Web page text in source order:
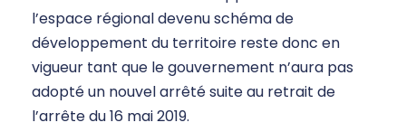
l’espace régional devenu schéma de
développement du territoire reste donc en
vigueur tant que le gouvernement n’aura pas
adopté un nouvel arrêté suite au retrait de
l’arrête du 16 mai 2019.